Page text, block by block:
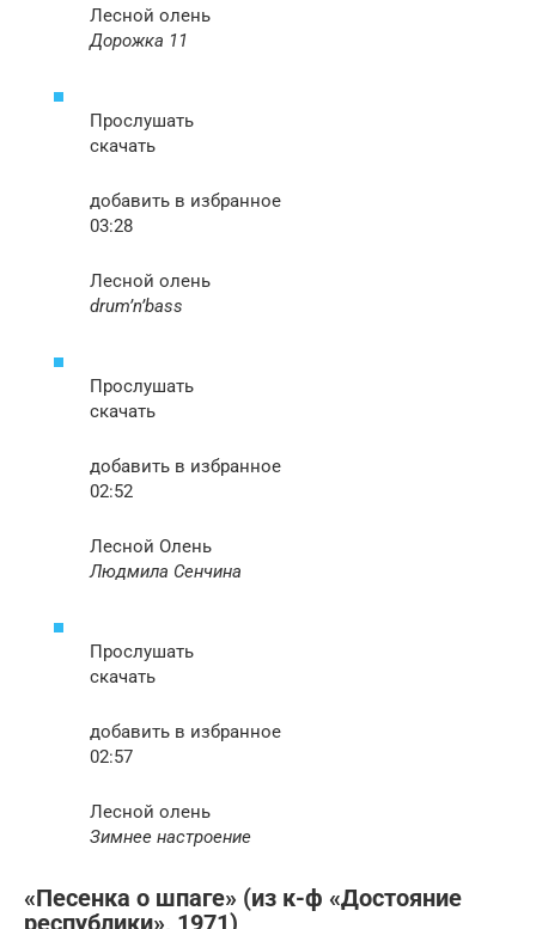
Лесной олень
Дорожка 11
Прослушать
скачать
добавить в избранное
03:28
Лесной олень
drum’n’bass
Прослушать
скачать
добавить в избранное
02:52
Лесной Олень
Людмила Сенчина
Прослушать
скачать
добавить в избранное
02:57
Лесной олень
Зимнее настроение
«Песенка о шпаге» (из к-ф «Достояние
республики», 1971)